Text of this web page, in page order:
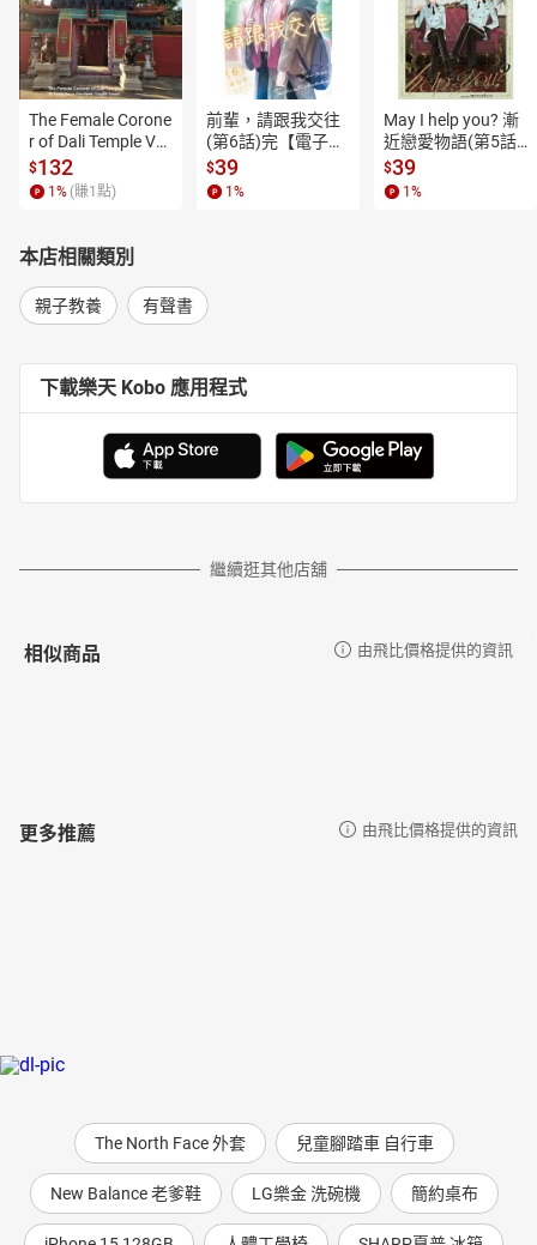
The Female Corone
r of Dali Temple Vo
l.6【有聲書】
$132
1 % (賺1 點)
前輩，請跟我交往
(第6話)完【電子
書】
$39
1 %
May I help you? 漸
近戀愛物語(第5話)
【電子書】
$39
1 %
本店相關類別
親子教養 有聲書
下載樂天 Kobo 應用程式
繼續逛其他店舖
相似商品 由飛比價格提供的資訊
更多推薦 由飛比價格提供的資訊
The North Face 外套 兒童腳踏車 自行車
New Balance 老爹鞋 LG樂金 洗碗機 簡約桌布